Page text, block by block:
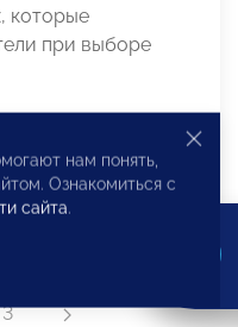
которые
при выборе
3
нам понять,
Ознакомиться с
сайта.